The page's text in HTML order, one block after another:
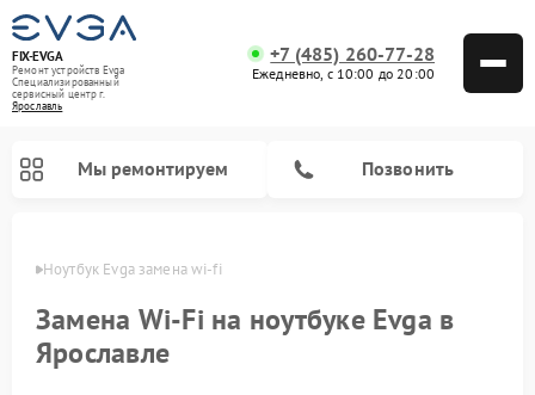
FIX-EVGA
Ремонт устройств Evga
Специализированный
cервисный центр г.
Ярославль
+7 (485) 260-77-28
Ежедневно, с 10:00 до 20:00
Мы ремонтируем Позвонить
Ноутбук Evga замена wi-fi
Замена Wi-Fi на ноутбуке Evga в
Ярославле